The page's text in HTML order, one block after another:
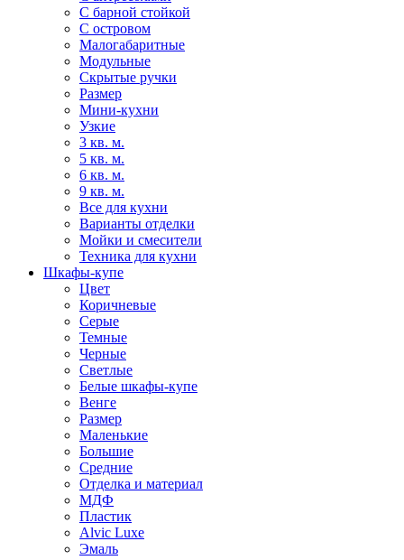
С барной стойкой
С островом
Малогабаритные
Модульные
Скрытые ручки
Размер
Мини-кухни
Узкие
3 кв. м.
5 кв. м.
6 кв. м.
9 кв. м.
Все для кухни
Варианты отделки
Мойки и смесители
Техника для кухни
Шкафы-купе
Цвет
Коричневые
Серые
Темные
Черные
Светлые
Белые шкафы-купе
Венге
Размер
Маленькие
Большие
Средние
Отделка и материал
МДФ
Пластик
Alvic Luxe
Эмаль